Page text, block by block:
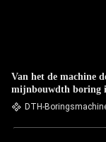
Van het de machine
mijnbouwdth boring
hydraulische DTH
DTH-